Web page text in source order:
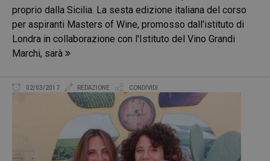
proprio dalla Sicilia. La sesta edizione italiana del corso
per aspiranti Masters of Wine, promosso dall'istituto di
Londra in collaborazione con l'Istituto del Vino Grandi
Marchi, sarà
02/03/2017 REDAZIONE CONDIVIDI